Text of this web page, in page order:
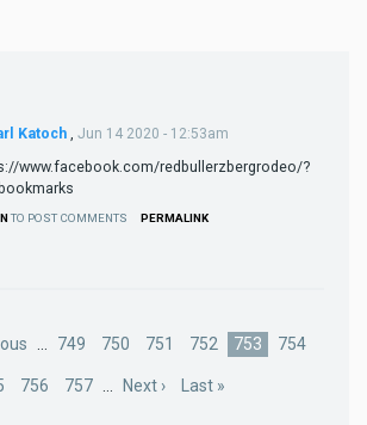
Katoch Jun 14 2020 - 12:53am
www.facebook.com/redbullerzbergrodeo/?
TO POST COMMENTS PERMALINK
… Page
749 Page
750 Page
751 Page
752
Current
753 Page
754
Page
756 Page
757 …
Next
Next ›
Last
Last »